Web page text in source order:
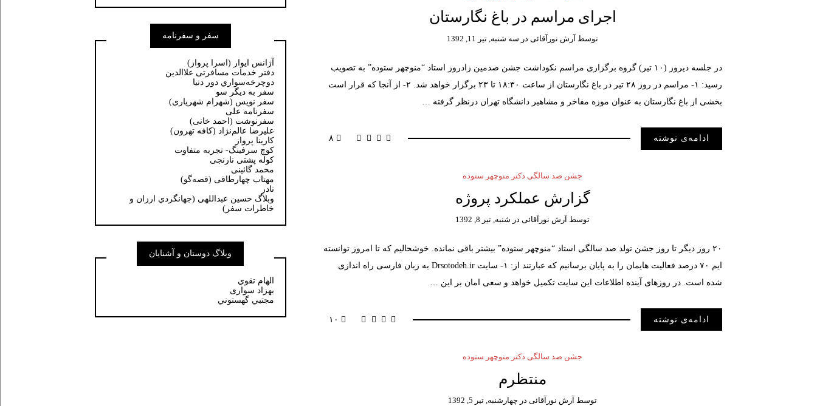
اجرای مراسم در باغ نگارستان
توسط آرش نورآقائی در سه شنبه, تیر 11, 1392
در جلسه دیروز (۱۰ تیر) گروه برگزاری مراسم نکوداشت جشن صدمین زادروز استاد “منوچهر ستوده” به تصویب
رسید: ۱- مراسم در روز ۲۸ تیر در باغ نگارستان از ساعت ۱۸:۳۰ تا ۲۳ برگزار خواهد شد. ۲- از آنجا که قرار است
بخشی از باغ نگارستان به عنوان موزه مفاخر و مشاهیر دانشگاه تهران درنظر گرفته …
ادامه‌ی نوشته ۸
جشن صد سالگی دکتر منوچهر ستوده
گزارش عملکرد پروژه
توسط آرش نورآقائی در شنبه, تیر 8, 1392
۲۰ روز دیگر تا روز جشن تولد صد سالگی استاد “منوچهر ستوده” بیشتر باقی نمانده. خوشحالیم که تا امروز توانسته
ایم ۷۰ درصد فعالیت هایمان را به پایان برسانیم که عبارتند از: ۱- سایت Drsotodeh.ir به زبان فارسی راه اندازی
شده است. در روزهای آینده اطلاعات این سایت تکمیل خواهد و سعی امان بر این …
ادامه‌ی نوشته ۱۰
جشن صد سالگی دکتر منوچهر ستوده
منتظرم
توسط آرش نورآقائی در چهارشنبه, تیر 5, 1392
سفر و سفرنامه
آژانس ایوار (اسرا پرواز)
دفتر خدمات مسافرتی علاالدین
دوچرخه‌سواري دور دنيا
سفر به دیگر سو
سفر نویس (شهرام شهریاری)
سفرنامه علی
سفرنوشت (احمد خانی)
عليرضا عالم‌نژاد (كافه تهرون)
کارینا پرواز
کوچ سرفینگ- تجربه متفاوت
کوله پشتی نارنجی
محمد گائینی
مهتاب چهارطاقی (قصه‌گو)
نادر
وبلاگ حسين عبداللهی (جهانگردي ارزان و
خاطرات سفر)
وبلاگ دوستان و آشنایان
الهام تقوي
بهزاد سواری
مجتبي گهستوني